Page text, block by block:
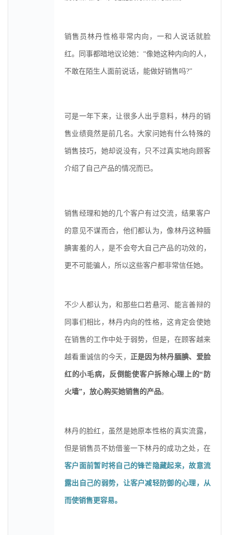
销售员林丹性格非常内向，一和人说话就脸
红。同事都暗地议论她：“像她这种内向的人，
不敢在陌生人面前说话，能做好销售吗?”
可是一年下来，让很多人出乎意料，林丹的销
售业绩竟然是前几名。大家问她有什么特殊的
销售技巧，她却说没有，只不过真实地向顾客
介绍了自己产品的情况而已。
销售经理和她的几个客户有过交流，结果客户
的意见不谋而合，他们都认为，像林丹这种腼
腆害羞的人，是不会夸大自己产品的功效的，
更不可能骗人，所以这些客户都非常信任她。
不少人都认为，和那些口若悬河、能言善辩的
同事们相比，林丹内向的性格，这肯定会使她
在销售的工作中处于弱势，但是，在顾客越来
越看重诚信的今天， 正是因为林丹腼腆、爱脸
红的小毛病，反倒能使客户拆除心理上的“防
火墙”，放心购买她销售的产品。
林丹的脸红，虽然是她原本性格的真实流露，
但是销售员不妨借鉴一下林丹的成功之处，在
客户面前暂时将自己的锋芒隐藏起来，故意流
露出自己的弱势，让客户减轻防御的心理，从
而使销售更容易。